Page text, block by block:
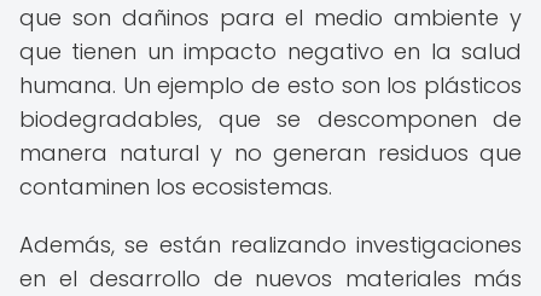
que son dañinos para el medio ambiente y
que tienen un impacto negativo en la salud
humana. Un ejemplo de esto son los plásticos
biodegradables, que se descomponen de
manera natural y no generan residuos que
contaminen los ecosistemas.
Además, se están realizando investigaciones
en el desarrollo de nuevos materiales más